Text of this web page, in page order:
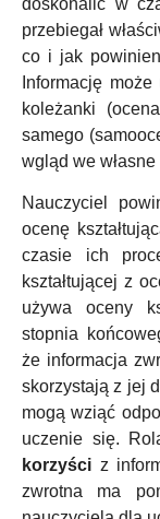
doskonalić w
przebiegał
co i jak
Informację
koleżanki
samego
wgląd we
Nauczyciel
ocenę
czasie ich
kształtującej z
używa oceny
stopnia
że informacja
skorzystają z jej
mogą wziąć
uczenie się.
korzyści z
zwrotna ma